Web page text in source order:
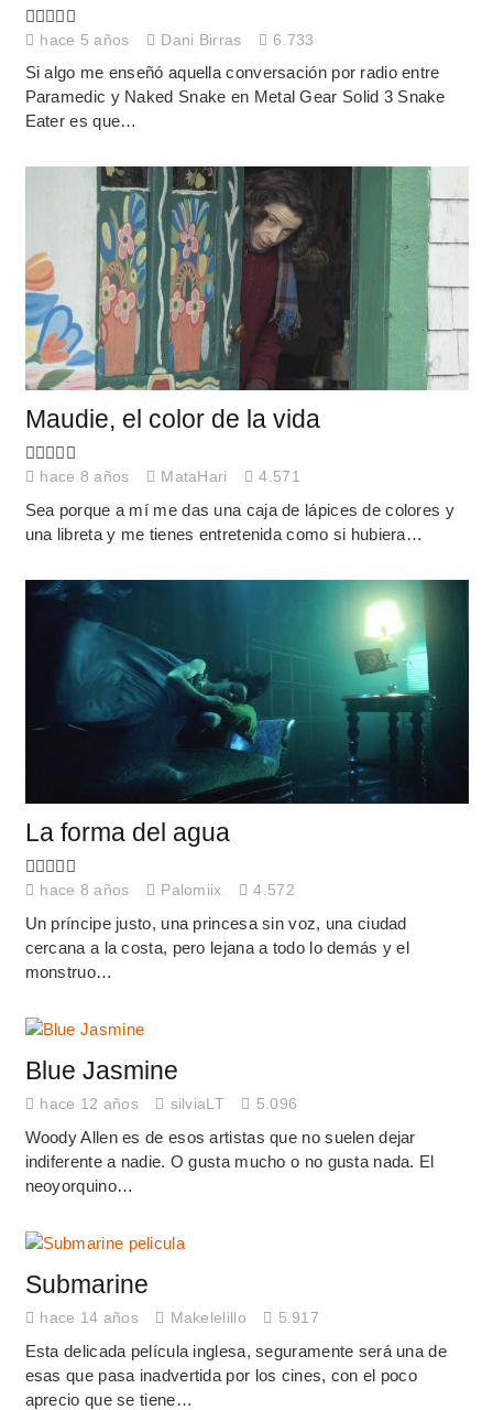
hace 5 años Dani Birras 6.733
Si algo me enseñó aquella conversación por radio entre
Paramedic y Naked Snake en Metal Gear Solid 3 Snake
Eater es que…
Maudie, el color de la vida
hace 8 años MataHari 4.571
Sea porque a mí me das una caja de lápices de colores y
una libreta y me tienes entretenida como si hubiera…
La forma del agua
hace 8 años Palomiix 4.572
Un príncipe justo, una princesa sin voz, una ciudad
cercana a la costa, pero lejana a todo lo demás y el
monstruo…
Blue Jasmine
hace 12 años silviaLT 5.096
Woody Allen es de esos artistas que no suelen dejar
indiferente a nadie. O gusta mucho o no gusta nada. El
neoyorquino…
Submarine
hace 14 años Makelelillo 5.917
Esta delicada película inglesa, seguramente será una de
esas que pasa inadvertida por los cines, con el poco
aprecio que se tiene…